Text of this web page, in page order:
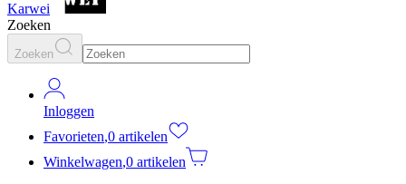
Karwei
Zoeken
Zoeken
Inloggen
Favorieten,0 artikelen
Winkelwagen,0 artikelen